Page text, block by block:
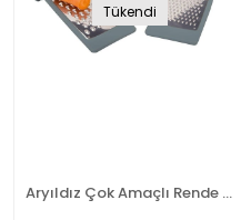
Tükendi
Aryıldız Çok Amaçlı Rende 4 Parça Gri